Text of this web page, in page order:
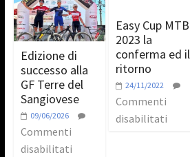
Edizione di
successo alla
GF Terre del
Sangiovese
09/06/2026
Commenti
disabilitati
Easy Cup MTB
2023 la
conferma ed il
ritorno
24/11/2022
Commenti
disabilitati